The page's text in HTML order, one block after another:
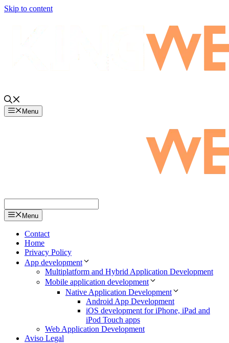
Skip to content
Menu
Menu
Contact
Home
Privacy Policy
App development
Multiplatform and Hybrid Application Development
Mobile application development
Native Application Development
Android App Development
iOS development for iPhone, iPad and
iPod Touch apps
Web Application Development
Aviso Legal